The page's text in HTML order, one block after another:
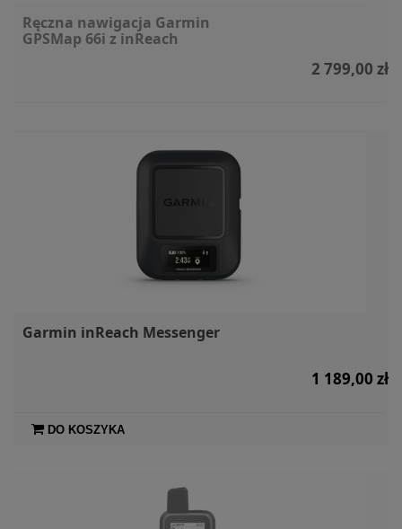
Ręczna nawigacja Garmin
GPSMap 66i z inReach
2 799,00 zł
Garmin inReach Messenger
1 189,00 zł
DO KOSZYKA